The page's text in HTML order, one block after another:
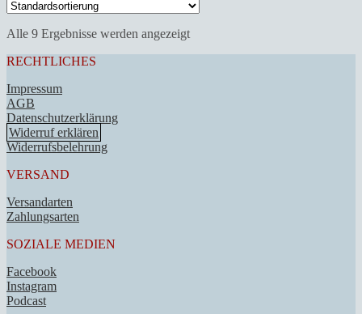
Alle 9 Ergebnisse werden angezeigt
RECHTLICHES
Impressum
AGB
Datenschutzerklärung
Widerruf erklären
Widerrufsbelehrung
VERSAND
Versandarten
Zahlungsarten
SOZIALE MEDIEN
Facebook
Instagram
Podcast